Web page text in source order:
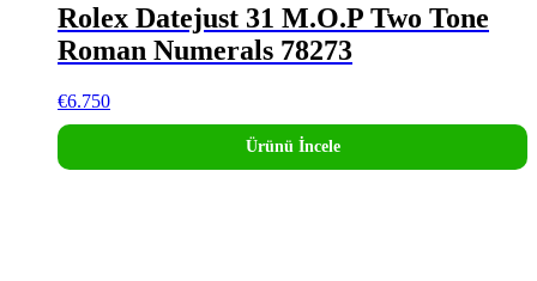
Rolex Datejust 31 M.O.P Two Tone
Roman Numerals 78273
€6.750
Ürünü İncele